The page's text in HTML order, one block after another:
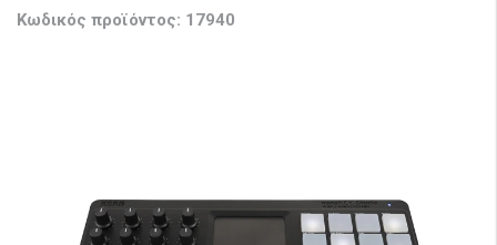
Κωδικός προϊόντος: 17940